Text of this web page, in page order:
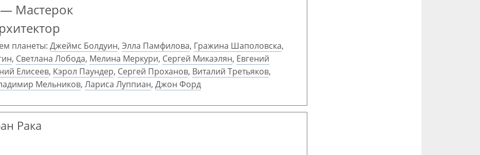
Мастерок
планеты: Джеймс Болдуин, Элла Памфилова, Гражина Шаполовска,
, Светлана Лобода, Мелина Меркури, Сергей Микаэлян, Евгений
Елисеев, Кэрол Паундер, Сергей Проханов, Виталий Третьяков,
Мельников, Лариса Луппиан, Джон Форд
Рака